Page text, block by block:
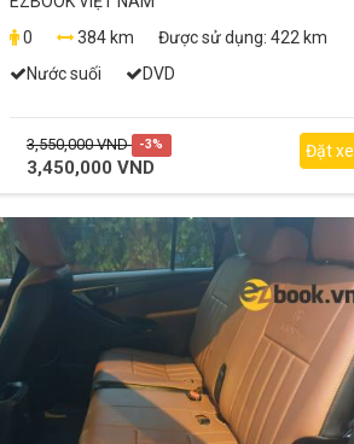
0
384 km Được sử dụng: 422 km
Nước suối
DVD
3,550,000 VND -3%
3,450,000 VND
Đặt xe